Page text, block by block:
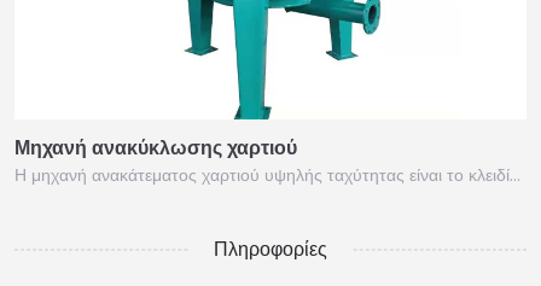
Μηχανή ανακύκλωσης χαρτιού
Η μηχανή ανακάτεματος χαρτιού υψηλής ταχύτητας είναι το κλειδί…
Πληροφορίες